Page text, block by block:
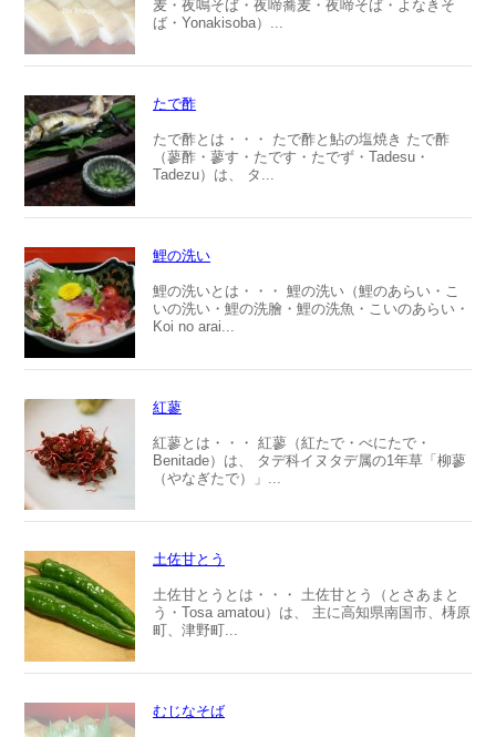
麦・夜鳴そば・夜啼蕎麦・夜啼そば・よなきそ
ば・Yonakisoba）...
たで酢
たで酢とは・・・ たで酢と鮎の塩焼き たで酢
（蓼酢・蓼す・たです・たでず・Tadesu・
Tadezu）は、 タ...
鯉の洗い
鯉の洗いとは・・・ 鯉の洗い（鯉のあらい・こ
いの洗い・鯉の洗膾・鯉の洗魚・こいのあらい・
Koi no arai...
紅蓼
紅蓼とは・・・ 紅蓼（紅たで・べにたで・
Benitade）は、 タデ科イヌタデ属の1年草「柳蓼
（やなぎたで）」...
土佐甘とう
土佐甘とうとは・・・ 土佐甘とう（とさあまと
う・Tosa amatou）は、 主に高知県南国市、梼原
町、津野町...
むじなそば